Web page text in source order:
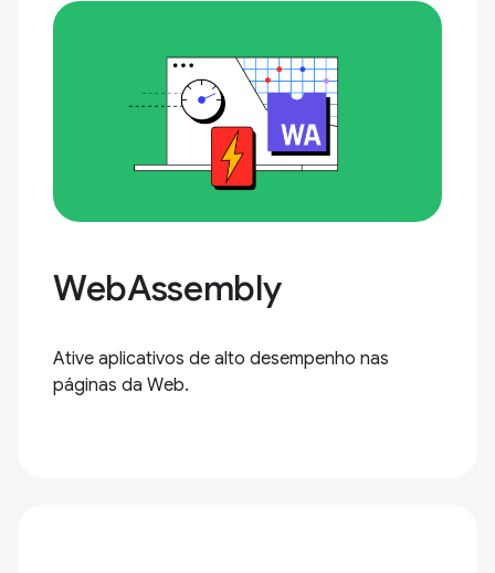
WebAssembly
Ative aplicativos de alto desempenho nas
páginas da Web.